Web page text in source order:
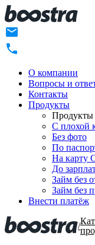
О компании
Вопросы и
Контакты
Продукты
Продукты
C плохой
Без фото
По
На карту
До
Займ без
Займ без
Внести платёж
/